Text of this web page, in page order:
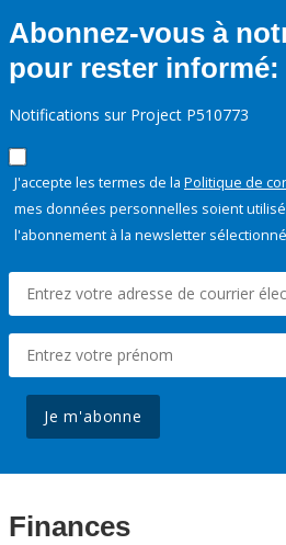
Abonnez-vous à
pour rester informé:
Notifications sur Project P510773
J'accepte les termes de la Politique de
mes données personnelles soient
l'abonnement à la newsletter
Je m'abonne
Finances